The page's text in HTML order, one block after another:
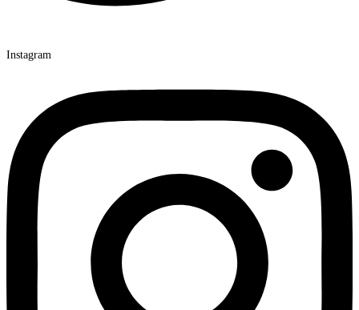
Instagram